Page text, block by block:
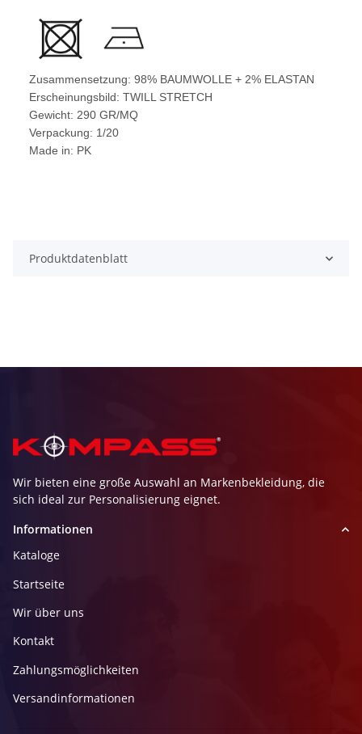
Zusammensetzung: 98% BAUMWOLLE + 2% ELASTAN
Erscheinungsbild: TWILL STRETCH
Gewicht: 290 GR/MQ
Verpackung: 1/20
Made in: PK
Produktdatenblatt
Wir bieten eine große Auswahl an Markenbekleidung, die
sich ideal zur Personalisierung eignet.
Informationen
Kataloge
Startseite
Wir über uns
Kontakt
Zahlungsmöglichkeiten
Versandinformationen